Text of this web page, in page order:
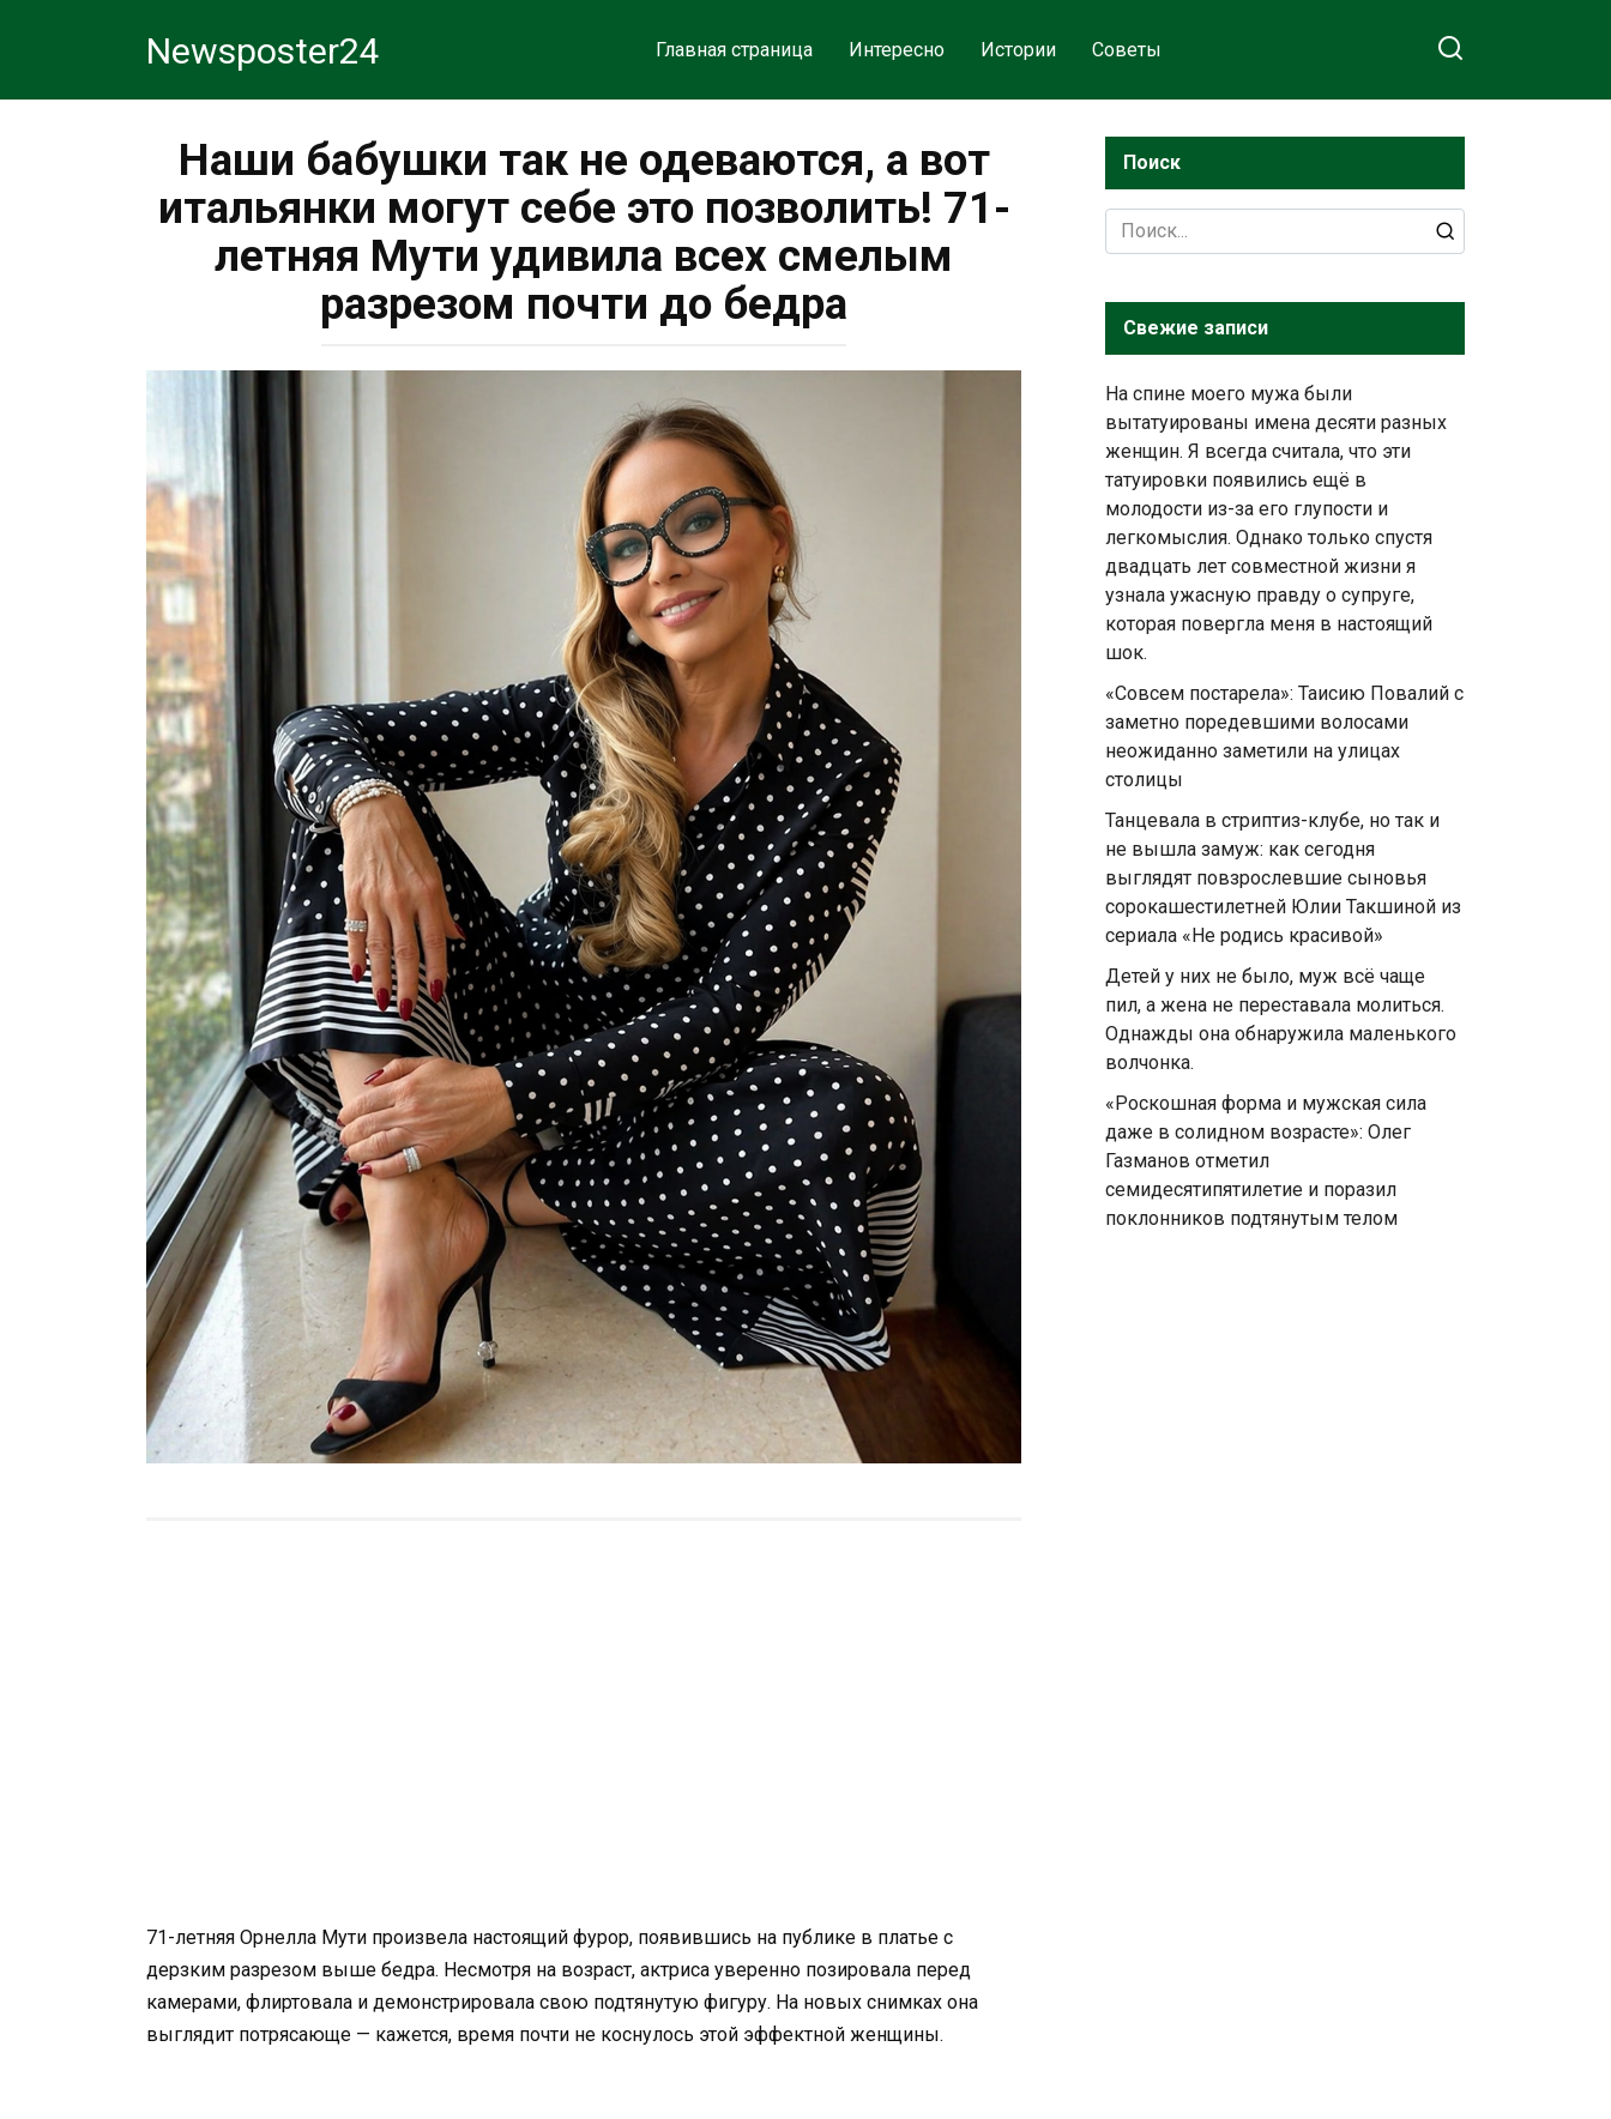
Newsposter24 Главная страница Интересно Истории Советы
Наши бабушки так не одеваются, а вот
итальянки могут себе это позволить! 71-
летняя Мути удивила всех смелым
разрезом почти до бедра
71-летняя Орнелла Мути произвела настоящий фурор, появившись на публике в платье с
дерзким разрезом выше бедра. Несмотря на возраст, актриса уверенно позировала перед
камерами, флиртовала и демонстрировала свою подтянутую фигуру. На новых снимках она
выглядит потрясающе — кажется, время почти не коснулось этой эффектной женщины.
Поиск
Search
for:
Свежие записи
На спине моего мужа были
вытатуированы имена десяти разных
женщин. Я всегда считала, что эти
татуировки появились ещё в
молодости из-за его глупости и
легкомыслия. Однако только спустя
двадцать лет совместной жизни я
узнала ужасную правду о супруге,
которая повергла меня в настоящий
шок.
«Совсем постарела»: Таисию Повалий с
заметно поредевшими волосами
неожиданно заметили на улицах
столицы
Танцевала в стриптиз-клубе, но так и
не вышла замуж: как сегодня
выглядят повзрослевшие сыновья
сорокашестилетней Юлии Такшиной из
сериала «Не родись красивой»
Детей у них не было, муж всё чаще
пил, а жена не переставала молиться.
Однажды она обнаружила маленького
волчонка.
«Роскошная форма и мужская сила
даже в солидном возрасте»: Олег
Газманов отметил
семидесятипятилетие и поразил
поклонников подтянутым телом